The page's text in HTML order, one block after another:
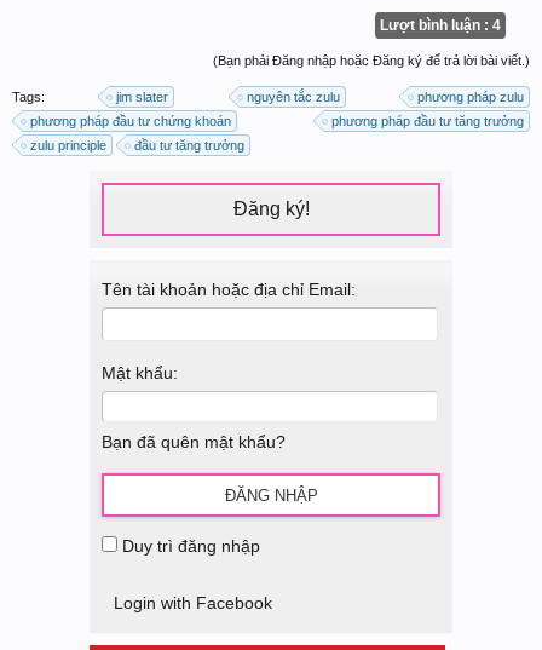
Lượt bình luận : 4
(Bạn phải Đăng nhập hoặc Đăng ký để trả lời bài viết.)
Tags: jim slater nguyên tắc zulu
phương pháp zulu
phương pháp đầu tư chứng khoán
phương pháp đầu tư tăng trưởng
zulu principle
đầu tư tăng trưởng
Đăng ký!
Tên tài khoản hoặc địa chỉ Email:
Mật khẩu:
Bạn đã quên mật khẩu?
Duy trì đăng nhập
Login with Facebook